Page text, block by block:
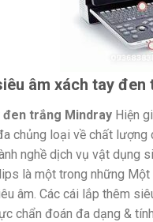
âm xách tay
đen trắng Mindray Hiện
chủng loại về chất
nghề dịch vụ vật dụng
là một trong những
âm. Các cái lắp thêm
chẩn đoán đa dạng &